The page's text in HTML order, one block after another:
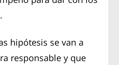
hipótesis se van a
responsable y que